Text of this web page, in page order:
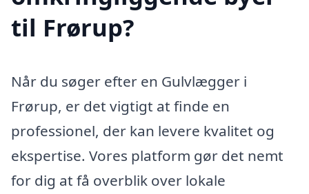
til Frørup?
Når du søger efter en Gulvlægger i
Frørup, er det vigtigt at finde en
professionel, der kan levere kvalitet og
ekspertise. Vores platform gør det nemt
for dig at få overblik over lokale